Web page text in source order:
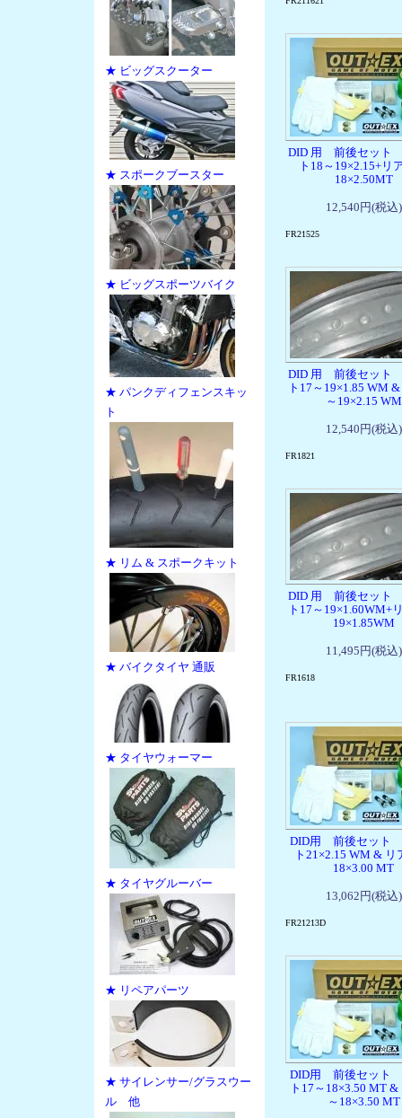
★ ビッグスクーター
★ スポークブースター
★ ビッグスポーツバイク
★ パンクディフェンスキッ
ト
★ リム & スポークキット
★ バイクタイヤ 通販
★ タイヤウォーマー
★ タイヤグルーバー
★ リペアパーツ
★ サイレンサー/グラスウー
ル 他
DID 用 前後セット
ト18～19×2.15+リ
18×2.50MT
12,540円(税込)
FR21525
DID 用 前後セット
ト17～19×1.85 WM
～19×2.15 WM
12,540円(税込)
FR1821
DID 用 前後セット
ト17～19×1.60WM+
19×1.85WM
11,495円(税込)
FR1618
DID用 前後セット
ト21×2.15 WM & リ
18×3.00 MT
13,062円(税込)
FR21213D
DID用 前後セット
ト17～18×3.50 MT &
～18×3.50 MT